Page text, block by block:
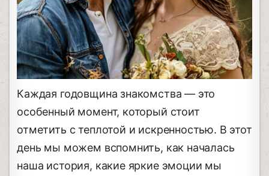
Каждая годовщина знакомства — это
особенный момент, который стоит
отметить с теплотой и искренностью. В этот
день мы можем вспомнить, как началась
наша история, какие яркие эмоции мы